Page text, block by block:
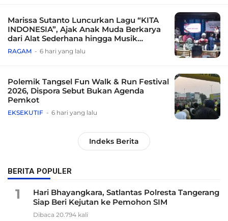
Marissa Sutanto Luncurkan Lagu “KITA
INDONESIA”, Ajak Anak Muda Berkarya
dari Alat Sederhana hingga Musik
Tradisional
RAGAM 6 hari yang lalu
Polemik Tangsel Fun Walk & Run Festival
2026, Dispora Sebut Bukan Agenda
Pemkot
EKSEKUTIF 6 hari yang lalu
Indeks Berita
BERITA POPULER
1
Hari Bhayangkara, Satlantas Polresta Tangerang
Siap Beri Kejutan ke Pemohon SIM
Dibaca 20.794 kali